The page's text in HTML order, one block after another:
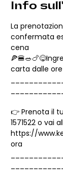
Info
La
confermata
cena
carta dalle ore
👉 Prenota il
1571522 o vai
https://
ora